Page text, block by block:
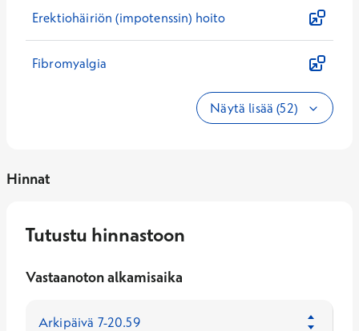
Erektiohäiriön (impotenssin) hoito
Fibromyalgia
Näytä lisää (52)
Hinnat
Tutustu hinnastoon
Vastaanoton alkamisaika